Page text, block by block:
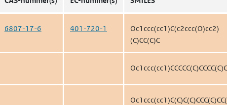
6807-17-6 401-720-1
Oc1ccc(cc1)C(c2ccc(O)cc2)
(C)CC(C)C
Oc1ccc(cc1)CCCCC(C)CCCC(C)C